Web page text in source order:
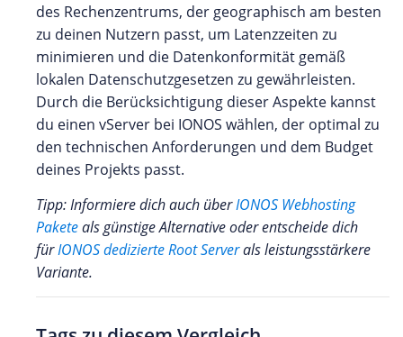
des Rechenzentrums, der geographisch am besten
zu deinen Nutzern passt, um Latenzzeiten zu
minimieren und die Datenkonformität gemäß
lokalen Datenschutzgesetzen zu gewährleisten.
Durch die Berücksichtigung dieser Aspekte kannst
du einen vServer bei IONOS wählen, der optimal zu
den technischen Anforderungen und dem Budget
deines Projekts passt.
Tipp: Informiere dich auch überIONOS Webhosting
Paketeals günstige Alternative oder entscheide dich
fürIONOS dedizierte Root Serverals leistungsstärkere
Variante.